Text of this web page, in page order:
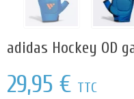
adidas Hockey OD
29,95 € TTC